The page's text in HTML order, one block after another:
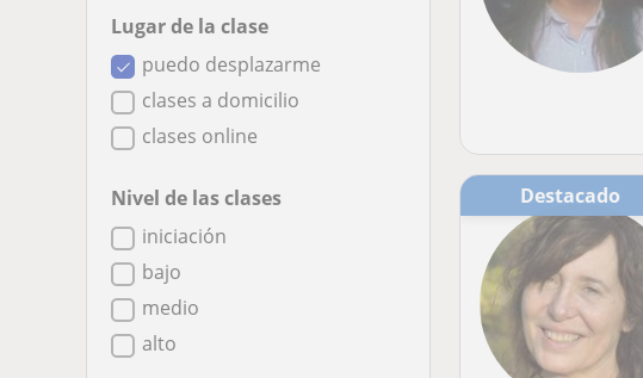
Lugar de la clase
puedo desplazarme
clases a domicilio
clases online
Nivel de las clases
iniciación
bajo
medio
alto
Destacado